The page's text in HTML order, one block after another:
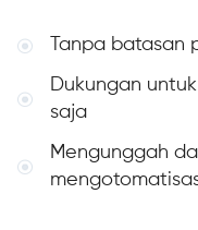
Tanpa
Dukungan
saja
Mengunggah